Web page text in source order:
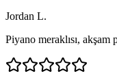
Jordan L.
Piyano meraklısı, akşam